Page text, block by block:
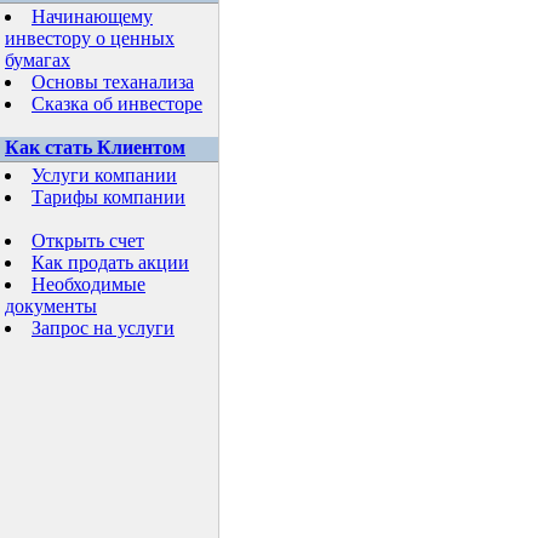
Начинающему
инвестору о ценных
бумагах
Основы теханализа
Сказка об инвесторе
Как стать Клиентом
Услуги компании
Тарифы компании
Открыть счет
Как продать акции
Необходимые
документы
Запрос на услуги